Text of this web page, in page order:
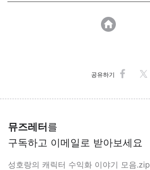
공유하기
뮤즈레터를
구독하고 이메일로 받아보세요
성호랑의 캐릭터 수익화 이야기 모음.zip